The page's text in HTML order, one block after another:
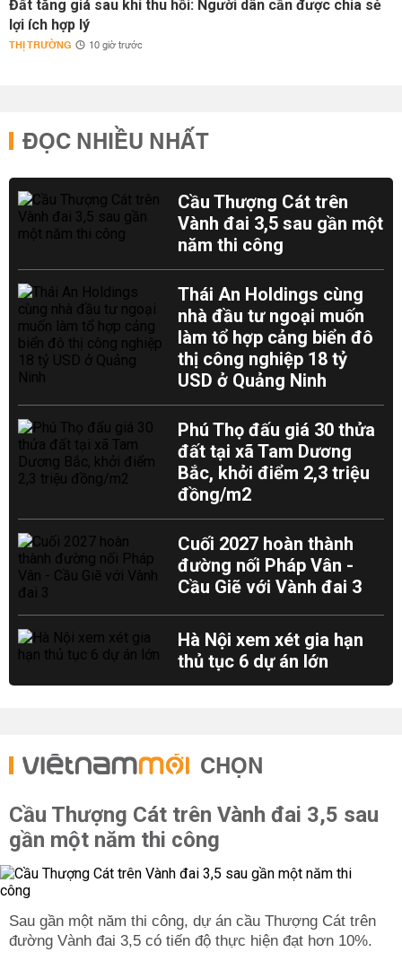
Đất tăng giá sau khi thu hồi: Người dân cần được chia sẻ
lợi ích hợp lý
THỊ TRƯỜNG 10 giờ trước
ĐỌC NHIỀU NHẤT
Cầu Thượng Cát trên
Vành đai 3,5 sau gần một
năm thi công
Thái An Holdings cùng
nhà đầu tư ngoại muốn
làm tổ hợp cảng biển đô
thị công nghiệp 18 tỷ
USD ở Quảng Ninh
Phú Thọ đấu giá 30 thửa
đất tại xã Tam Dương
Bắc, khởi điểm 2,3 triệu
đồng/m2
Cuối 2027 hoàn thành
đường nối Pháp Vân -
Cầu Giẽ với Vành đai 3
Hà Nội xem xét gia hạn
thủ tục 6 dự án lớn
CHỌN
Cầu Thượng Cát trên Vành đai 3,5 sau
gần một năm thi công
Sau gần một năm thi công, dự án cầu Thượng Cát trên
đường Vành đai 3,5 có tiến độ thực hiện đạt hơn 10%.